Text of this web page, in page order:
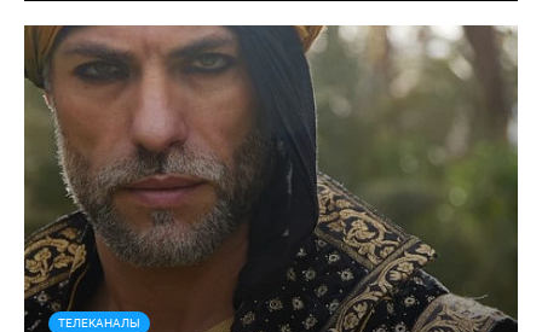
ТЕЛЕКАНАЛЫ